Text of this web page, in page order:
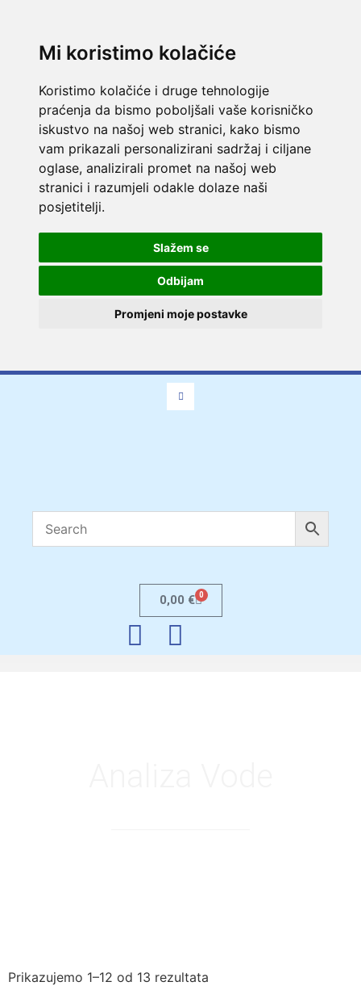
Mi koristimo kolačiće
Koristimo kolačiće i druge tehnologije
praćenja da bismo poboljšali vaše korisničko
iskustvo na našoj web stranici, kako bismo
vam prikazali personalizirani sadržaj i ciljane
oglase, analizirali promet na našoj web
stranici i razumjeli odakle dolaze naši
posjetitelji.
Slažem se
Odbijam
Promjeni moje postavke
0,00 € 0
Prikazujemo 1–12 od 13 rezultata